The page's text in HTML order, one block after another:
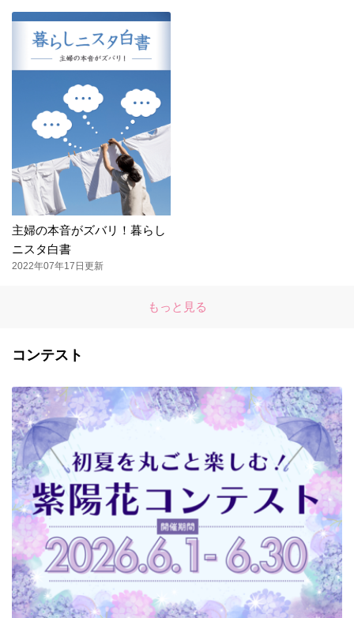
主婦の本音がズバリ！暮らし
ニスタ白書
2022年07年17日更新
もっと見る
コンテスト